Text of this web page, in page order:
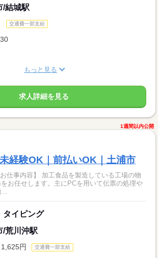
/結城駅
交通費一部支給
もっと見る
求人詳細を見る
1週間以内公開
未経験OK｜前払いOK｜土浦市
お任せします。主にPCを用いて伝票の処理や
タイピング
/荒川沖駅
円 交通費一部支給